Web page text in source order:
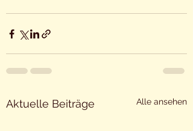
Aktuelle Beiträge Alle ansehen